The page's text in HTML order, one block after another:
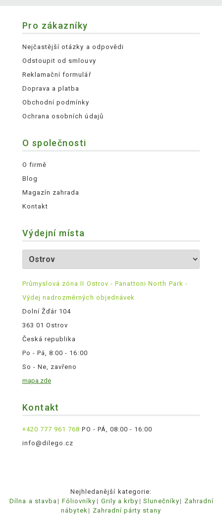
Pro zákazníky
Nejčastější otázky a odpovědi
Odstoupit od smlouvy
Reklamační formulář
Doprava a platba
Obchodní podmínky
Ochrana osobních údajů
O společnosti
O firmě
Blog
Magazín zahrada
Kontakt
Výdejní místa
Průmyslová zóna II Ostrov - Panattoni North Park -
Výdej nadrozměrných objednávek
Dolní Žďár 104
363 01 Ostrov
Česká republika
Po - Pá, 8:00 - 16:00
So - Ne, zavřeno
mapa zde
Kontakt
+420 777 961 768 PO - PÁ, 08:00 - 16:00
info@dilego.cz
Nejhledanější kategorie:
Dílna a stavba
Fóliovníky Grily a krby Slunečníky
Zahradní
nábytek
Zahradní párty stany